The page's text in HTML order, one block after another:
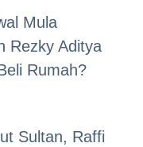
Mula
Rezky Aditya
Rumah?
Sultan, Raffi